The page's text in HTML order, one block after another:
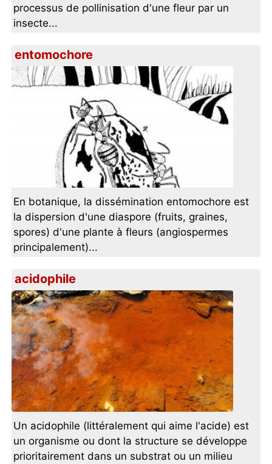
processus de pollinisation d'une fleur par un
insecte...
entomochore
En botanique, la dissémination entomochore est
la dispersion d'une diaspore (fruits, graines,
spores) d'une plante à fleurs (angiospermes
principalement)...
acidophile
Un acidophile (littéralement qui aime l'acide) est
un organisme ou dont la structure se développe
prioritairement dans un substrat ou un milieu